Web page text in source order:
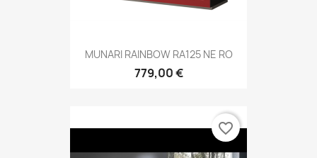
MUNARI RAINBOW RA125 NE RO
779,00 €
favorite_border